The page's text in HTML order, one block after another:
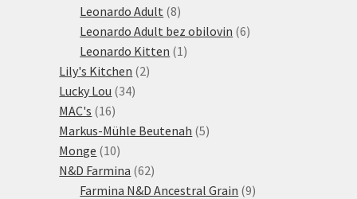
produktů
Leonardo Adult 88
produktů
Leonardo Adult bez obilovin 66
Leonardo Kitten 1 1
Lily's Kitchen 22
Lucky Lou 3434
MAC's 1616
produktů
Markus-Mühle Beutenah 55
Monge 1010
produktů
N&D Farmina 6262
produktů
Farmina N&D Ancestral Grain 99